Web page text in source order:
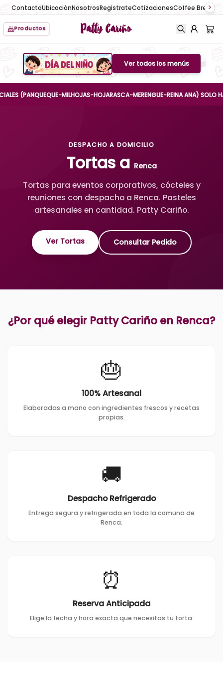
ContactoUbicaciónNosotrosRegistrateCotizacionesCoffee Break
Productos Patty Cariño
Boton de menu
Ver todos los menús
(PANQUEQUE-MILHOJAS-HOJARASCA-MERENGUE-REINA ANA) SOLO HASTA
DESPACHO A DOMICILIO
Tortas a Renca
Tortas para eventos corporativos, cócteles y
reuniones con despacho a Renca. Pasteles
artesanales en cantidad. Patty Cariño.
Ver Tortas Consultar Pedido
¿Por qué elegir Patty Cariño en Renca?
🎂
100% Artesanal
Elaboradas a mano con ingredientes frescos y recetas
propias.
🚚
Despacho Refrigerado
Entrega segura y refrigerada en toda la comuna de
Renca.
⏰
Reserva Anticipada
Elige la fecha y hora exacta que necesitas tu torta.